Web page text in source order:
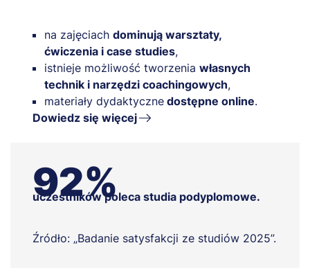
na zajęciach dominują warsztaty,
ćwiczenia i case studies,
istnieje możliwość tworzenia własnych
technik i narzędzi coachingowych,
materiały dydaktyczne dostępne online.
Dowiedz się więcej
92%
uczestników poleca studia podyplomowe.
Źródło: „Badanie satysfakcji ze studiów 2025”.